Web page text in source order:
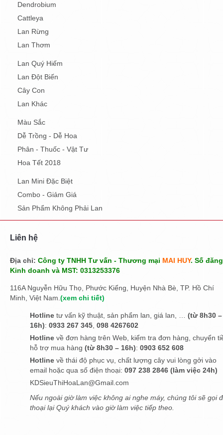
Dendrobium
Cattleya
Lan Rừng
Lan Thơm
Lan Quý Hiếm
Lan Đột Biến
Cây Con
Lan Khác
Màu Sắc
Dễ Trồng - Dễ Hoa
Phân - Thuốc - Vật Tư
Hoa Tết 2018
Lan Mini Đặc Biệt
Combo - Giảm Giá
Sản Phẩm Không Phải Lan
Liên hệ
Địa chỉ: Công ty TNHH Tư vấn - Thương mại MAI HUY. Số
Kinh doanh và MST: 0313253376
116A Nguyễn Hữu Thọ, Phước Kiểng, Huyện Nhà Bè, TP. Hồ Chí
Minh, Việt Nam.(xem chi tiết)
Hotline tư vấn kỹ thuật, sản phẩm lan, giá lan, … (từ 8h30 –
16h): 0933 267 345, 098 4267602
Hotline về đơn hàng trên Web, kiểm tra đơn hàng, chuyển
hỗ trợ mua hàng (từ 8h30 – 16h): 0903 652 608
Hotline về thái độ phục vụ, chất lượng cây vui lòng gởi vào
email hoặc qua số điện thoại: 097 238 2846 (làm việc 24h)
KDSieuThiHoaLan@Gmail.com
Nếu ngoài giờ làm việc không ai nghe máy, chúng tôi sẽ gọi
thoại lại Quý khách vào giờ làm việc tiếp theo.